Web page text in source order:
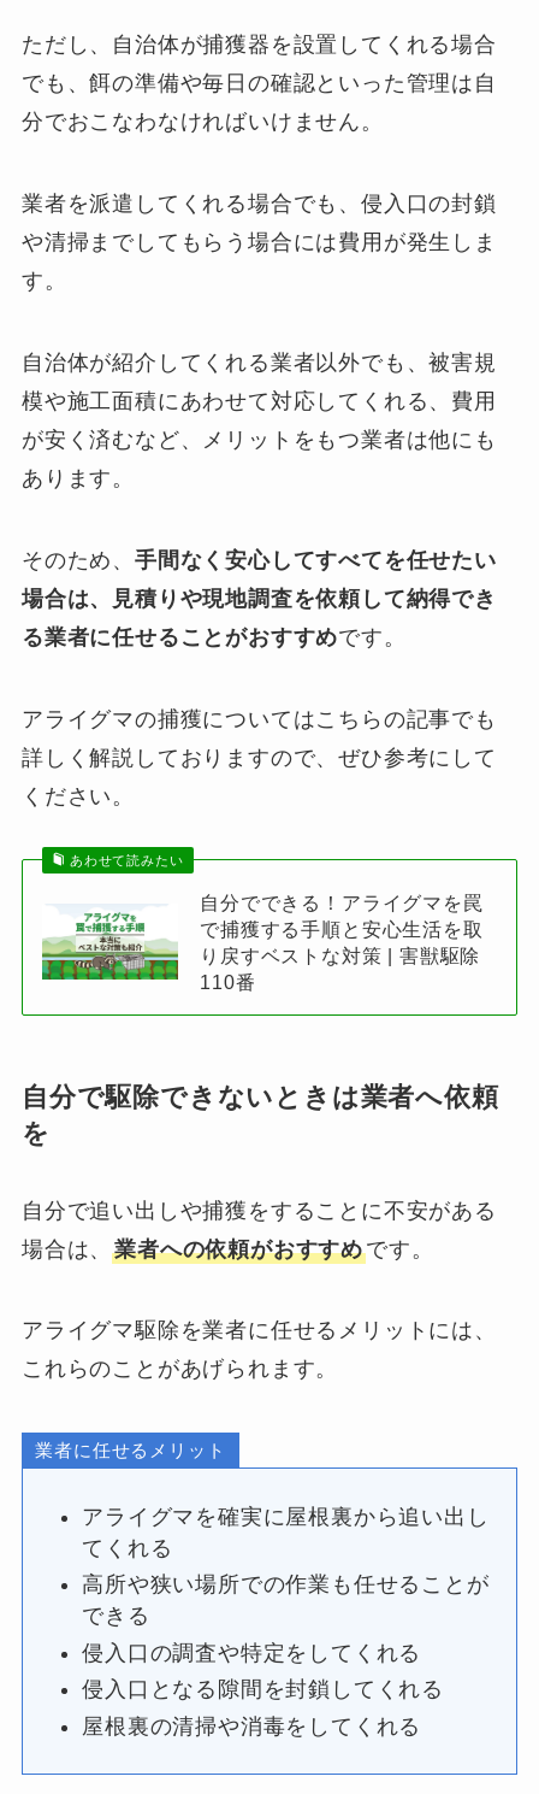
ただし、自治体が捕獲器を設置してくれる場合
でも、餌の準備や毎日の確認といった管理は自
分でおこなわなければいけません。
業者を派遣してくれる場合でも、侵入口の封鎖
や清掃までしてもらう場合には費用が発生しま
す。
自治体が紹介してくれる業者以外でも、被害規
模や施工面積にあわせて対応してくれる、費用
が安く済むなど、メリットをもつ業者は他にも
あります。
そのため、 手間なく安心してすべてを任せたい
場合は、見積りや現地調査を依頼して納得でき
る業者に任せることがおすすめです。
アライグマの捕獲についてはこちらの記事でも
詳しく解説しておりますので、ぜひ参考にして
ください。
あわせて読みたい
自分でできる！アライグマを罠
で捕獲する手順と安心生活を取
り戻すベストな対策 | 害獣駆除
110番
自分で駆除できないときは業者へ依頼
を
自分で追い出しや捕獲をすることに不安がある
場合は、業者への依頼がおすすめです。
アライグマ駆除を業者に任せるメリットには、
これらのことがあげられます。
業者に任せるメリット
アライグマを確実に屋根裏から追い出し
てくれる
高所や狭い場所での作業も任せることが
できる
侵入口の調査や特定をしてくれる
侵入口となる隙間を封鎖してくれる
屋根裏の清掃や消毒をしてくれる